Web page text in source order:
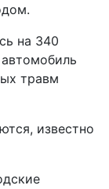
на 340
травм
известно